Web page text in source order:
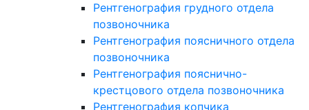
Рентгенография грудного отдела
позвоночника
Рентгенография поясничного отдела
позвоночника
Рентгенография пояснично-
крестцового отдела позвоночника
Рентгенография копчика